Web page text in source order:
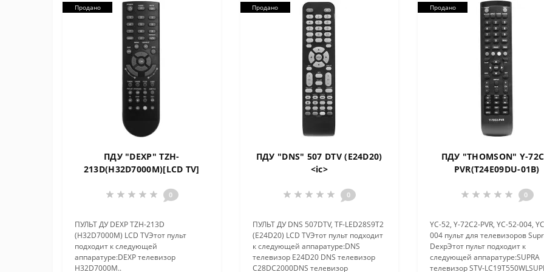
Продано
ПДУ "DEXP" TZH-
213D(H32D7000M)[LCD TV]
0
ПУЛЬТ ДУ DEXP TZH-213D
(H32D7000M) LCD TVЭтот пульт
подходит к следующей
аппаратуре:DEXP телевизор
H32D7000M..
Продано
ПДУ "DNS" 507 DTV (E24D20)
<ic>
0
ПУЛЬТ ДУ DNS 507DTV, TF-LED28S9T2
(E24D20) LCD TVЭтот пульт подходит
к следующей аппаратуре:DNS
телевизор E24D20 DNS телевизор
C28DC2000DNS телевизор
Продано
ПДУ "THOMSON" Y-
PVR(T24E09DU-01B)
0
YC-52, Y-72C2-PVR, YC-52-004,
004 пульт для телевизоров
DexpЭтот пульт подходит к
следующей аппаратуре:SUPRA
телевизор STV-